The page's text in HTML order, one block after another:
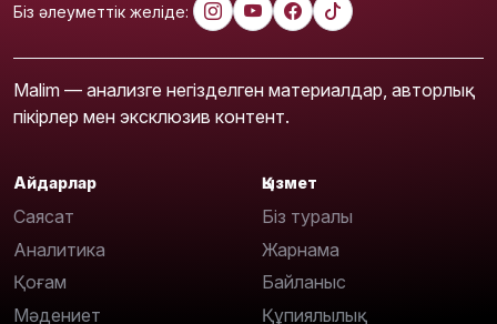
Біз әлеуметтік желіде:
Malim — анализге негізделген материалдар, авторлық
пікірлер мен эксклюзив контент.
Айдарлар
Саясат
Аналитика
Қоғам
Мәдениет
Қызмет
Біз туралы
Жарнама
Байланыс
Құпиялылық